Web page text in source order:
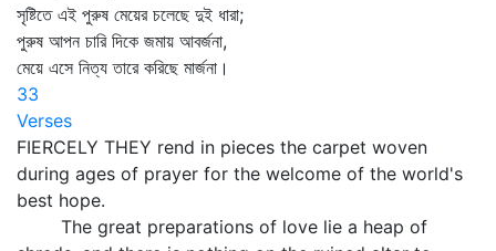
সৃষ্টিতে এই পুরুষ মেয়ের চলেছে দুই ধারা;
পুরুষ আপন চারি দিকে জমায় আবর্জনা,
মেয়ে এসে নিত্য তারে করিছে মার্জনা।
33
Verses
FIERCELY THEY rend in pieces the carpet woven
during ages of prayer for the welcome of the world's
best hope.
The great preparations of love lie a heap of